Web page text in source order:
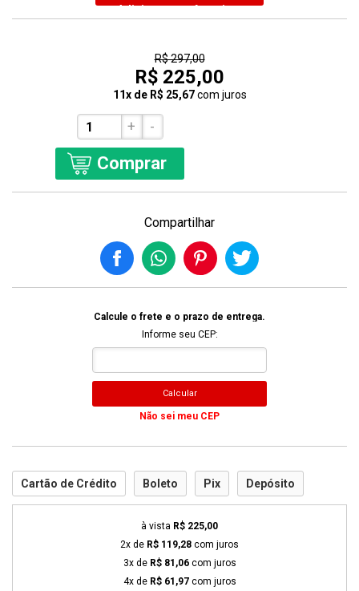
Adicionar aos favoritos
R$ 297,00
R$ 225,00
11x de R$ 25,67 com juros
+ -
Comprar
Compartilhar
Calcule o frete e o prazo de entrega.
Informe seu CEP:
Calcular
Não sei meu CEP
Cartão de Crédito Boleto Pix Depósito
à vista R$ 225,00
2x de R$ 119,28 com juros
3x de R$ 81,06com juros
4x de R$ 61,97com juros